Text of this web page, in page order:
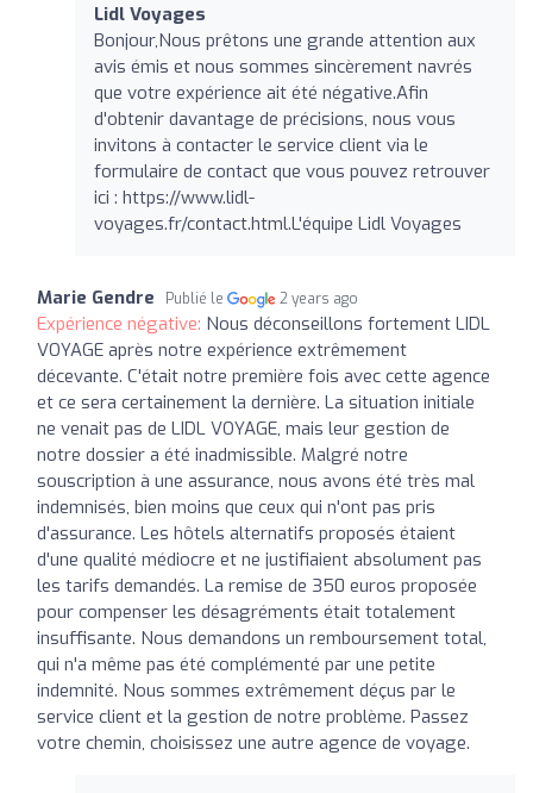
Lidl Voyages
Bonjour,Nous prêtons une grande attention aux
avis émis et nous sommes sincèrement navrés
que votre expérience ait été négative.Afin
d'obtenir davantage de précisions, nous vous
invitons à contacter le service client via le
formulaire de contact que vous pouvez retrouver
ici : https://www.lidl-
voyages.fr/contact.html.L'équipe Lidl Voyages
Marie Gendre Publié le 2 years ago
Expérience négative: Nous déconseillons fortement LIDL
VOYAGE après notre expérience extrêmement
décevante. C'était notre première fois avec cette agence
et ce sera certainement la dernière. La situation initiale
ne venait pas de LIDL VOYAGE, mais leur gestion de
notre dossier a été inadmissible. Malgré notre
souscription à une assurance, nous avons été très mal
indemnisés, bien moins que ceux qui n'ont pas pris
d'assurance. Les hôtels alternatifs proposés étaient
d'une qualité médiocre et ne justifiaient absolument pas
les tarifs demandés. La remise de 350 euros proposée
pour compenser les désagréments était totalement
insuffisante. Nous demandons un remboursement total,
qui n'a même pas été complémenté par une petite
indemnité. Nous sommes extrêmement déçus par le
service client et la gestion de notre problème. Passez
votre chemin, choisissez une autre agence de voyage.